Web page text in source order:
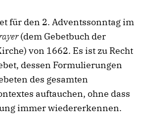
für den 2. Adventssonntag im
(dem Gebetbuch der
von 1662. Es ist zu Recht
dessen Formulierungen
des gesamten
auftauchen, ohne dass
immer wiedererkennen.